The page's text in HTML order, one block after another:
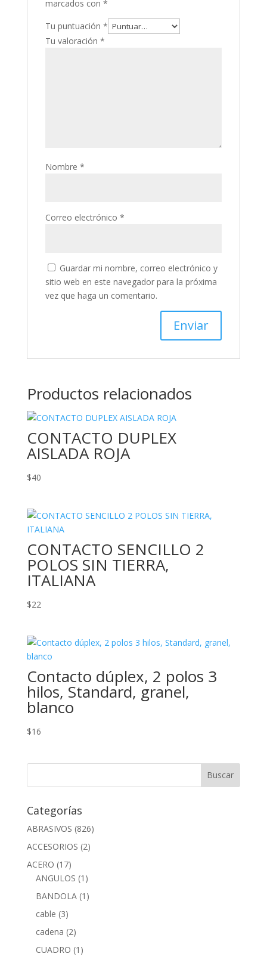
marcados con *
Tu puntuación *
Tu valoración *
Nombre *
Correo electrónico *
Guardar mi nombre, correo electrónico y
sitio web en este navegador para la próxima
vez que haga un comentario.
Productos relacionados
CONTACTO DUPLEX
AISLADA ROJA
$40
CONTACTO SENCILLO 2
POLOS SIN TIERRA,
ITALIANA
$22
Contacto dúplex, 2 polos 3
hilos, Standard, granel,
blanco
$16
Categorías
ABRASIVOS (826)
ACCESORIOS (2)
ACERO (17)
ANGULOS (1)
BANDOLA (1)
cable (3)
cadena (2)
CUADRO (1)